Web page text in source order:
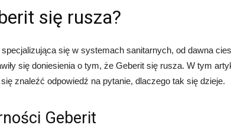
się rusza?
się w systemach sanitarnych, od dawna
się doniesienia o tym, że Geberit się rusza. W tym
znaleźć odpowiedź na pytanie, dlaczego tak się dzieje.
Geberit